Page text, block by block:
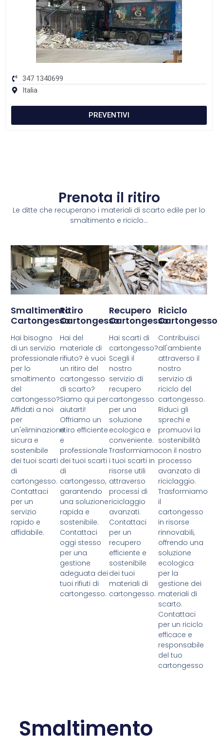
347 1340699
Italia
PREVENTIVI
Prenota il ritiro
Le ditte che recuperano i materiali di scarto edile per lo
smaltimento e riciclo...
Smaltimento
Cartongesso
Hai bisogno
di un servizio
professionale
per lo
smaltimento
del
cartongesso?
Affidati a noi
per
un'eliminazione
sicura e
sostenibile
dei tuoi scarti
di
cartongesso.
Contattaci
per un
servizio
rapido e
affidabile.
Ritiro
Cartongesso
Hai del
materiale di
rifiuto? è vuoi
un ritiro del
cartongesso
di scarto?
Siamo qui per
aiutarti!
Offriamo un
ritiro efficiente
e
professionale
dei tuoi scarti
di
cartongesso,
garantendo
una soluzione
rapida e
sostenibile.
Contattaci
oggi stesso
per una
gestione
adeguata dei
tuoi rifiuti di
cartongesso.
Recupero
Cartongesso
Hai scarti di
cartongesso?
Scegli il
nostro
servizio di
recupero
cartongesso
per una
soluzione
ecologica e
conveniente.
Trasformiamo
i tuoi scarti in
risorse utili
attraverso
processi di
riciclaggio
avanzati.
Contattaci
per un
recupero
efficiente e
sostenibile
dei tuoi
materiali di
cartongesso.
Riciclo
Cartongesso
Contribuisci
all'ambiente
attraverso il
nostro
servizio di
riciclo del
cartongesso.
Riduci gli
sprechi e
promuovi la
sostenibilità
con il nostro
processo
avanzato di
riciclaggio.
Trasformiamo
il
cartongesso
in risorse
rinnovabili,
offrendo una
soluzione
ecologica
per la
gestione dei
materiali di
scarto.
Contattaci
per un riciclo
efficace e
responsabile
del tuo
cartongesso
Smaltimento